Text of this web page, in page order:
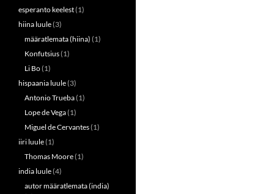
esperanto keelest(1)
hiina luule(3)
määratlemata (hiina) (1)
Konfutsius(1)
Li Bo(1)
hispaania luule(3)
Antonio Trueba(1)
Lope de Vega(1)
Miguel de Cervantes(1)
iiri luule(1)
Thomas Moore(1)
india luule(4)
autor määratlemata (india)